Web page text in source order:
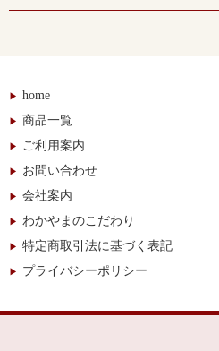
home
商品一覧
ご利用案内
お問い合わせ
会社案内
わかやまのこだわり
特定商取引法に基づく表記
プライバシーポリシー